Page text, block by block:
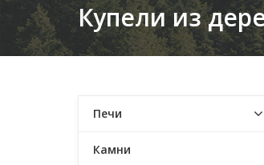
Купели из
Печи
Камни